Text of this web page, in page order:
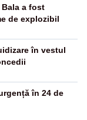
a fost
de explozibil
în vestul
în 24 de